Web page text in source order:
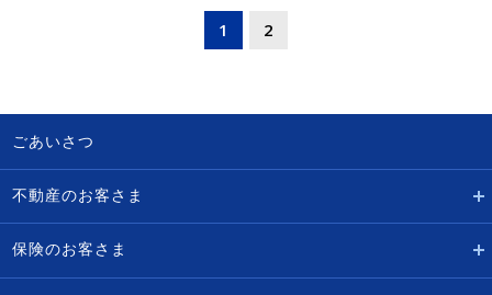
1 2
ごあいさつ
不動産のお客さま
保険のお客さま